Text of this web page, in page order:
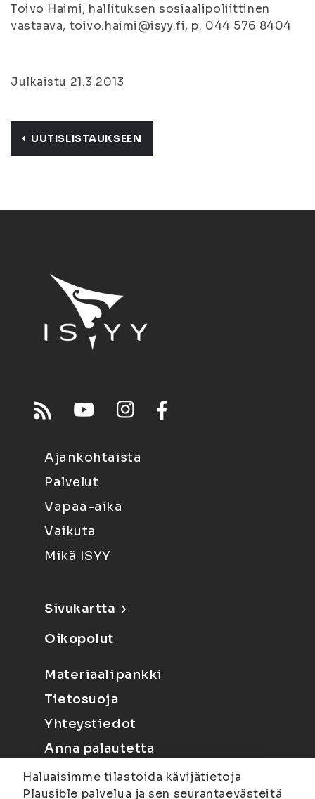
Toivo Haimi, hallituksen sosiaalipoliittinen
vastaava, toivo.haimi@isyy.fi, p. 044 576 8404
Julkaistu 21.3.2013
UUTISLISTAUKSEEN
Ajankohtaista
Palvelut
Vapaa-aika
Vaikuta
Mikä ISYY
Sivukartta
Oikopolut
Materiaalipankki
Tietosuoja
Yhteystiedot
Anna palautetta
Haluaisimme tilastoida kävijätietoja
Plausible palvelua ja sen seurantaevästeitä